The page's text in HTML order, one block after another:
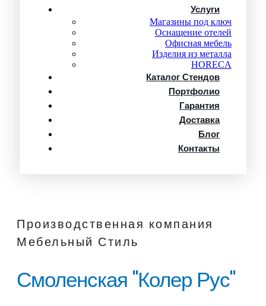
Услуги
Магазины под ключ
Оснащение отелей
Офисная мебель
Изделия из металла
HORECA
Каталог Стендов
Портфолио
Гарантия
Доставка
Блог
Контакты
Производственная компания
Мебельный Стиль
Смоленская "Колер Рус"